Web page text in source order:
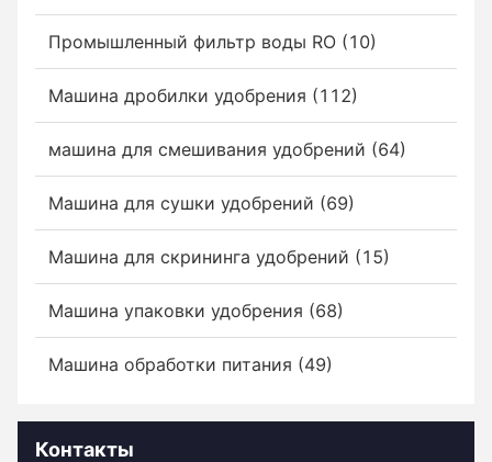
Промышленный фильтр воды RO (10)
Машина дробилки удобрения (112)
машина для смешивания удобрений (64)
Машина для сушки удобрений (69)
Машина для скрининга удобрений (15)
Машина упаковки удобрения (68)
Машина обработки питания (49)
Контакты